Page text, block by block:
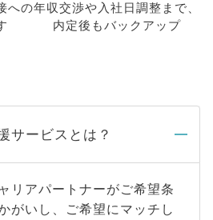
への年収交渉や入社日調整まで、
内定後もバックアップ
サービスとは？
リアパートナーがご希望条
がいし、ご希望にマッチし